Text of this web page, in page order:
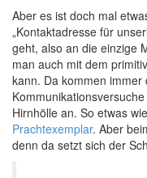
Aber es ist doch mal
„Kontaktadresse für
geht, also an die einzige
man auch mit dem
kann. Da kommen immer
Hirnhölle an. So etwas
Prachtexemplar. Aber
denn da setzt sich der